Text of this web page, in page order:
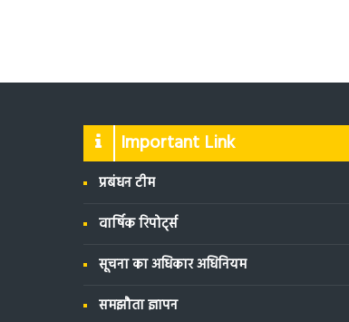
Important Link
प्रबंधन टीम
वार्षिक रिपोर्ट्स
सूचना का अधिकार अधिनियम
समझौता ज्ञापन